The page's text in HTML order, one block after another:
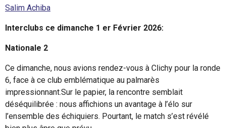
Salim Achiba
Interclubs ce dimanche 1 er Février 2026:
Nationale 2
Ce dimanche, nous avions rendez-vous à Clichy pour la ronde
6, face à ce club emblématique au palmarès
impressionnant.Sur le papier, la rencontre semblait
déséquilibrée : nous affichions un avantage à l’élo sur
l’ensemble des échiquiers. Pourtant, le match s’est révélé